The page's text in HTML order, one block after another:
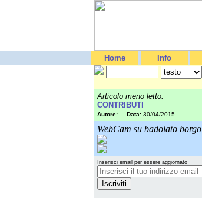
Home Info
Articolo meno letto:
CONTRIBUTI
Autore: Data: 30/04/2015
WebCam su badolato borgo
Inserisci email per essere aggiornato